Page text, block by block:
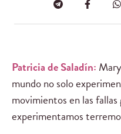
Patricia de Saladín:
mundo no solo
movimientos en las
experimentamos